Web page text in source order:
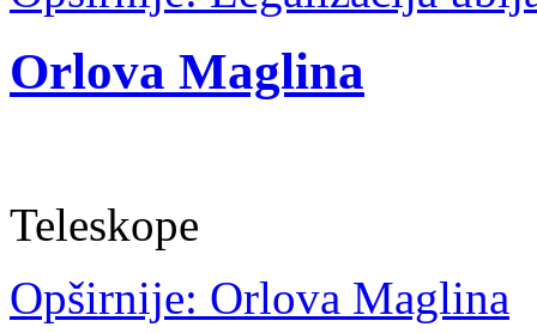
Orlova Maglina
Teleskope
Opširnije: Orlova Maglina